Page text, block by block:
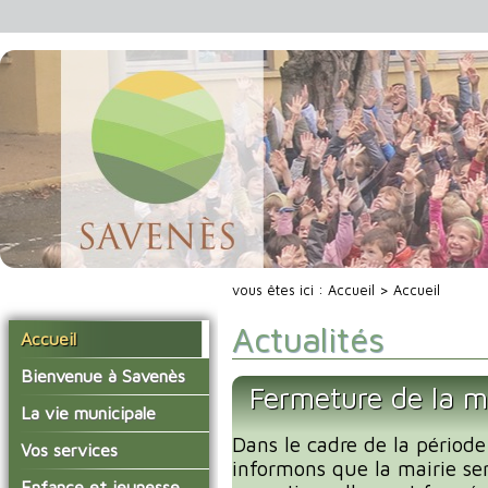
Accueil
Bienvenue à Savenès
Situer Savenès
Savenès en chiffre
L'histoire du village
La vie municipale
Vos élus
Les compte-rendus du
Vos services
La mairie
vous êtes ici : Accueil > Accueil
Actualités
Fermeture de la
Dans le cadre de la
informons que la mairie